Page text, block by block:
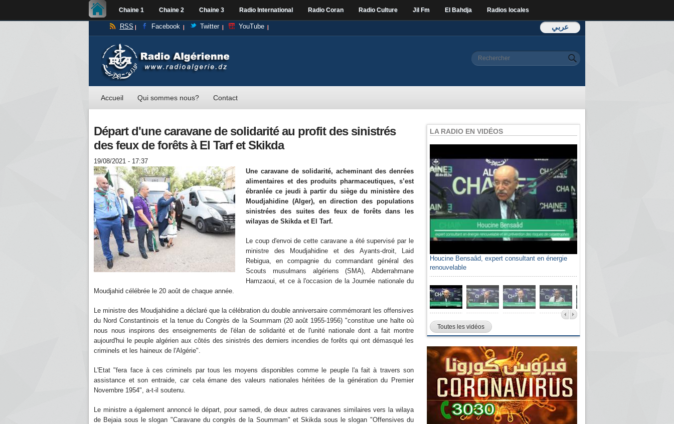
Chaine 1 Chaine 2 Chaine 3 Radio International Radio Coran Radio Culture Jil Fm El Bahdja Radios locales
عربي RSS Facebook Twitter YouTube
Formulaire de
Rechercher
Accueil Qui sommes nous? Contact
Départ d'une caravane de solidarité au profit des sinistrés
des feux de forêts à El Tarf et Skikda
19/08/2021 - 17:37
Une caravane de solidarité, acheminant des denrées
alimentaires et des produits pharmaceutiques, s’est
ébranlée ce jeudi à partir du siège du ministère des
Moudjahidine (Alger), en direction des populations
sinistrées des suites des feux de forêts dans les
wilayas de Skikda et El Tarf.
Le coup d'envoi de cette caravane a été supervisé par le
ministre des Moudjahidine et des Ayants-droit, Laid
Rebigua, en compagnie du commandant général des
Scouts musulmans algériens (SMA), Abderrahmane
Hamzaoui, et ce à l'occasion de la Journée nationale du
Moudjahid célébrée le 20 août de chaque année.
Le ministre des Moudjahidine a déclaré que la célébration du double anniversaire commémorant les offensives
du Nord Constantinois et la tenue du Congrès de la Soummam (20 août 1955-1956) "constitue une halte où
nous nous inspirons des enseignements de l'élan de solidarité et de l'unité nationale dont a fait montre
aujourd'hui le peuple algérien aux côtés des sinistrés des derniers incendies de forêts qui ont démasqué les
criminels et les haineux de l'Algérie".
L'Etat "fera face à ces criminels par tous les moyens disponibles comme le peuple l'a fait à travers son
assistance et son entraide, car cela émane des valeurs nationales héritées de la génération du Premier
Novembre 1954", a-t-il soutenu.
Le ministre a également annoncé le départ, pour samedi, de deux autres caravanes similaires vers la wilaya
de Bejaia sous le slogan "Caravane du congrès de la Soummam" et Skikda sous le slogan "Offensives du
LA RADIO EN VIDÉOS
Houcine Bensaâd, expert consultant en énergie
renouvelable
Toutes les vidéos